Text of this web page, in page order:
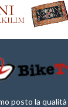
posto la